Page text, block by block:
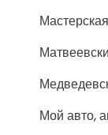
Мой авто,